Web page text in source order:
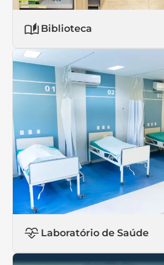
Biblioteca
Laboratório de Saúde